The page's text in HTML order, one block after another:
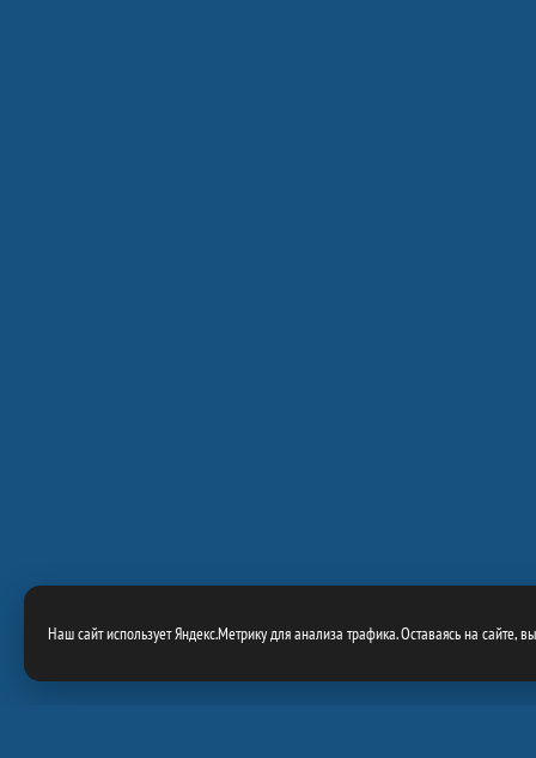
Наш сайт использует Яндекс.Метрику для анализа трафика. Оставаясь на сайте,